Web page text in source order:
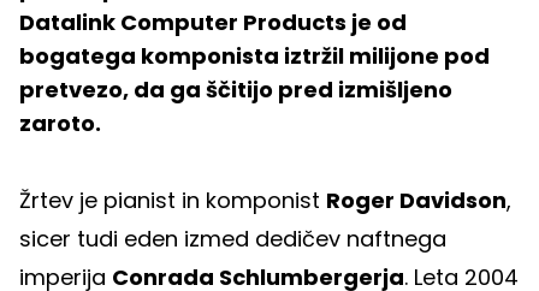
Datalink Computer Products je od
bogatega komponista iztržil milijone pod
pretvezo, da ga ščitijo pred izmišljeno
zaroto.
Žrtev je pianist in komponist Roger Davidson,
sicer tudi eden izmed dedičev naftnega
imperija Conrada Schlumbergerja. Leta 2004